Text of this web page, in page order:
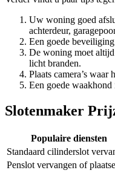
Uw woning goed
achterdeur,
Een goede
De woning moet
licht branden.
Plaats camera’s waar
Een goede
Slotenmaker
Populaire diensten
Standaard cilinderslot
Penslot vervangen of